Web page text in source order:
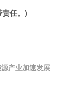
责任。)
产业加速发展